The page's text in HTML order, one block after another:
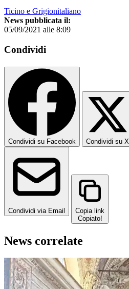
Ticino e Grigionitaliano
News pubblicata il:
05/09/2021 alle 8:09
Condividi
Condividi su Facebook Condividi su X
Condividi via Email
Copia link
Copiato!
News correlate